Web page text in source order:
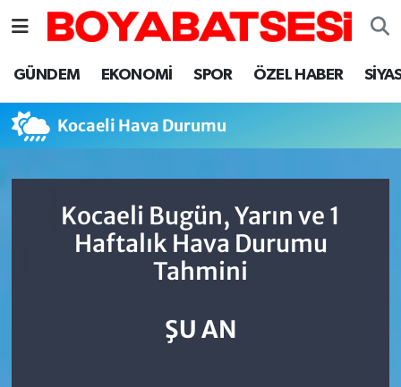
GÜNDEM EKONOMİ SPOR ÖZEL HABER
Kocaeli Hava Durumu
Kocaeli Bugün, Yarın ve 1
Haftalık Hava Durumu
Tahmini
ŞU AN
Sinop Nöbetçi Eczaneler
Sinop Hava Durumu
Sinop Trafik Yoğunluk Haritası
Süper Lig Puan Durumu ve Fikstür
Son Dakika Haberleri